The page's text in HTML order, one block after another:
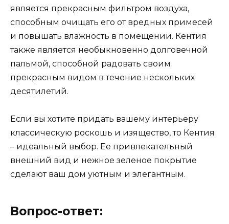
является прекрасным фильтром воздуха,
способным очищать его от вредных примесей
и повышать влажность в помещении. Кентия
также является необыкновенно долговечной
пальмой, способной радовать своим
прекрасным видом в течение нескольких
десятилетий.
Если вы хотите придать вашему интерьеру
классическую роскошь и изящество, то Кентия
– идеальный выбор. Ее привлекательный
внешний вид и нежное зеленое покрытие
сделают ваш дом уютным и элегантным.
Вопрос-ответ: